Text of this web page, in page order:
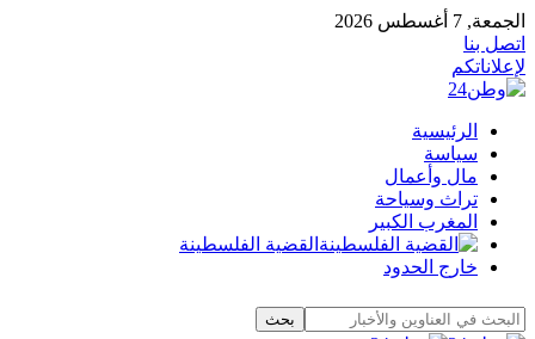
الجمعة, 7 أغسطس 2026
اتصل بنا
لإعلاناتكم
الرئيسية
سياسة
مال وأعمال
تراث وسياحة
المغرب الكبير
القضية الفلسطينة
خارج الحدود